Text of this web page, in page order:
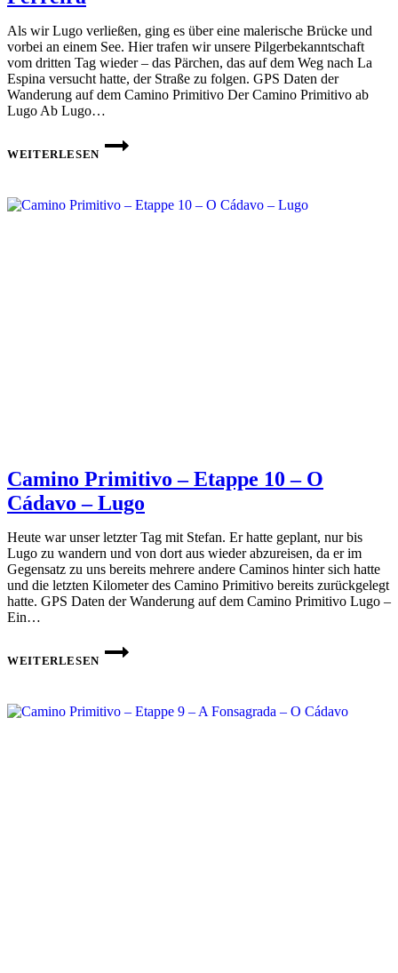
Als wir Lugo verließen, ging es über eine malerische Brücke und
vorbei an einem See. Hier trafen wir unsere Pilgerbekanntschaft
vom dritten Tag wieder – das Pärchen, das auf dem Weg nach La
Espina versucht hatte, der Straße zu folgen. GPS Daten der
Wanderung auf dem Camino Primitivo Der Camino Primitivo ab
Lugo Ab Lugo…
WEITERLESEN
CAMINO
PRIMITIVO
LUGO
Camino Primitivo – Etappe 10 – O
Cádavo – Lugo
Heute war unser letzter Tag mit Stefan. Er hatte geplant, nur bis
Lugo zu wandern und von dort aus wieder abzureisen, da er im
Gegensatz zu uns bereits mehrere andere Caminos hinter sich hatte
und die letzten Kilometer des Camino Primitivo bereits zurückgelegt
hatte. GPS Daten der Wanderung auf dem Camino Primitivo Lugo –
Ein…
WEITERLESEN
CAMINO
PRIMITIVO
O